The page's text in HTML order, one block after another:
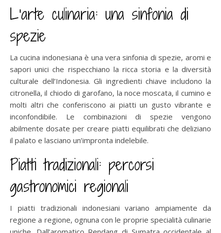
L’arte culinaria: una sinfonia di
spezie
La cucina indonesiana è una vera sinfonia di spezie, aromi e
sapori unici che rispecchiano la ricca storia e la diversità
culturale dell’Indonesia. Gli ingredienti chiave includono la
citronella, il chiodo di garofano, la noce moscata, il cumino e
molti altri che conferiscono ai piatti un gusto vibrante e
inconfondibile. Le combinazioni di spezie vengono
abilmente dosate per creare piatti equilibrati che deliziano
il palato e lasciano un’impronta indelebile.
Piatti tradizionali: percorsi
gastronomici regionali
I piatti tradizionali indonesiani variano ampiamente da
regione a regione, ognuna con le proprie specialità culinarie